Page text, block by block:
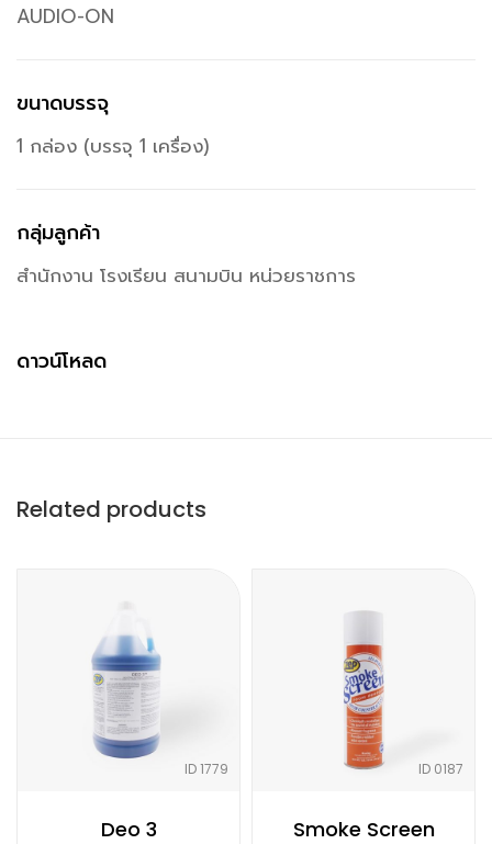
AUDIO-ON
ขนาดบรรจุ
1 กล่อง (บรรจุ 1 เครื่อง)
กลุ่มลูกค้า
สำนักงาน โรงเรียน สนามบิน หน่วยราชการ
ดาวน์โหลด
Related products
ID 1779
Deo 3
ID 0187
Smoke Screen